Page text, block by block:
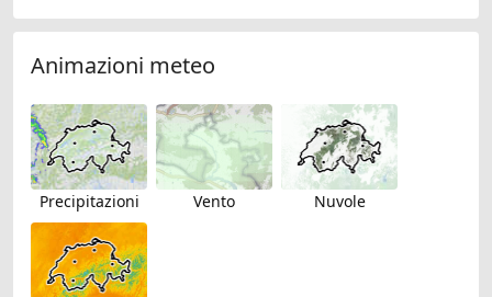
Animazioni meteo
Precipitazioni Vento Nuvole